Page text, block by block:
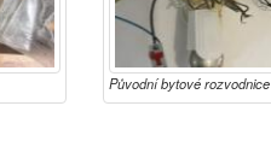
Původní bytové rozvodnice